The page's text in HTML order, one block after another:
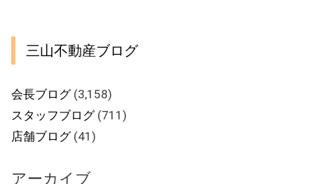
三山不動産ブログ
会長ブログ(3,158)
スタッフブログ(711)
店舗ブログ(41)
アーカイブ